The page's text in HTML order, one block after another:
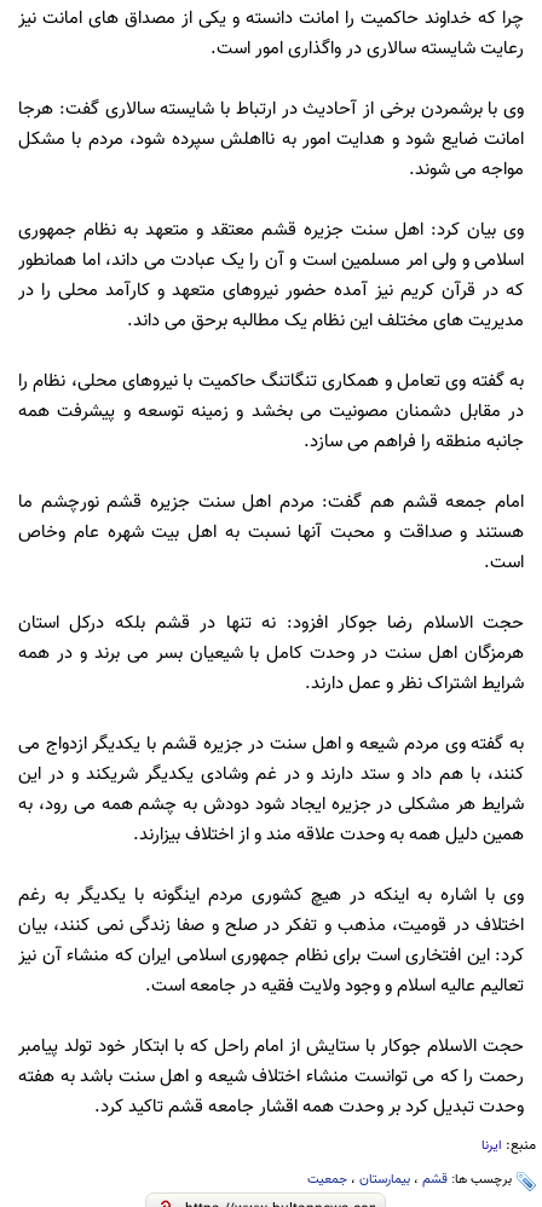
چرا که خداوند حاکمیت را امانت دانسته و یکی از مصداق های امانت نیز
رعایت شایسته سالاری در واگذاری امور است.
وی با برشمردن برخی از آحادیث در ارتباط با شایسته سالاری گفت: هرجا
امانت ضایع شود و هدایت امور به نااهلش سپرده شود، مردم با مشکل
مواجه می شوند.
وی بیان کرد: اهل سنت جزیره قشم معتقد و متعهد به نظام جمهوری
اسلامی و ولی امر مسلمین است و آن را یک عبادت می داند، اما همانطور
که در قرآن کریم نیز آمده حضور نیروهای متعهد و کارآمد محلی را در
مدیریت های مختلف این نظام یک مطالبه برحق می داند.
به گفته وی تعامل و همکاری تنگاتنگ حاکمیت با نیروهای محلی، نظام را
در مقابل دشمنان مصونیت می بخشد و زمینه توسعه و پیشرفت همه
جانبه منطقه را فراهم می سازد.
امام جمعه قشم هم گفت: مردم اهل سنت جزیره قشم نورچشم ما
هستند و صداقت و محبت آنها نسبت به اهل بیت شهره عام وخاص
است.
حجت الاسلام رضا جوکار افزود: نه تنها در قشم بلکه درکل استان
هرمزگان اهل سنت در وحدت کامل با شیعیان بسر می برند و در همه
شرایط اشتراک نظر و عمل دارند.
به گفته وی مردم شیعه و اهل سنت در جزیره قشم با یکدیگر ازدواج می
کنند، با هم داد و ستد دارند و در غم وشادی یکدیگر شریکند و در این
شرایط هر مشکلی در جزیره ایجاد شود دودش به چشم همه می رود، به
همین دلیل همه به وحدت علاقه مند و از اختلاف بیزارند.
وی با اشاره به اینکه در هیچ کشوری مردم اینگونه با یکدیگر به رغم
اختلاف در قومیت، مذهب و تفکر در صلح و صفا زندگی نمی کنند، بیان
کرد: این افتخاری است برای نظام جمهوری اسلامی ایران که منشاء آن نیز
تعالیم عالیه اسلام و وجود ولایت فقیه در جامعه است.
حجت الاسلام جوکار با ستایش از امام راحل که با ابتکار خود تولد پیامبر
رحمت را که می توانست منشاء اختلاف شیعه و اهل سنت باشد به هفته
وحدت تبدیل کرد بر وحدت همه اقشار جامعه قشم تاکید کرد.
منبع: ایرنا
برچسب ها: قشم ، بیمارستان ، جمعیت